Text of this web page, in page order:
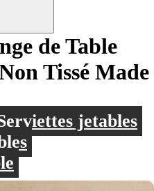
de Table
Tissé Made
jetables